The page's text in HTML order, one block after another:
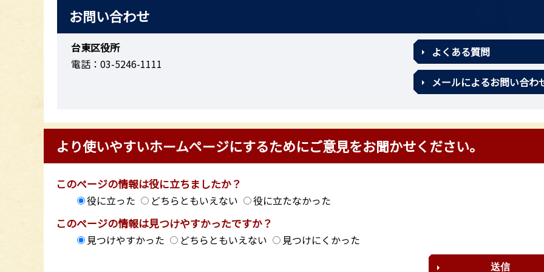
お問い合わせ
台東区役所
電話：03-5246-1111
よくある質問
メールによるお問い合わ
より使いやすいホームページにするためにご意見をお聞かせください。
このページの情報は役に立ちましたか？
役に立った どちらともいえない 役に立たなかった
このページの情報は見つけやすかったですか？
見つけやすかった どちらともいえない 見つけにくかった